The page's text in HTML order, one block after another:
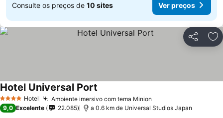
Consulte os preços de 10 sites Ver preços
Partilhar
4 EstrelasHotel Ambiente imersivo com tema Minion
Hotel Universal Port
9,0 Excelente 22.085 a 0.6 km de Universal Studios Japan